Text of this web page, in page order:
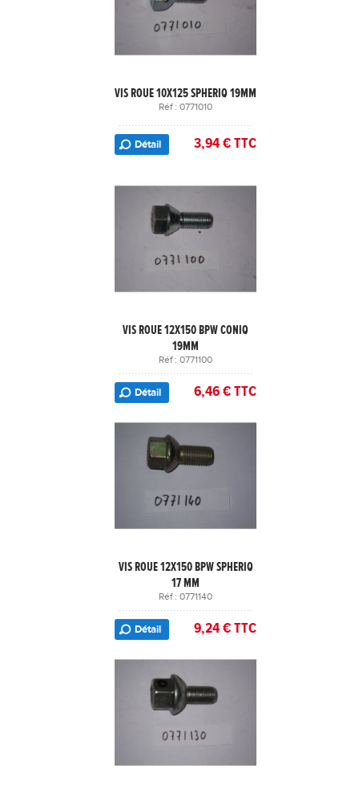
VIS ROUE 10X125 SPHERIQ 19MM
Réf : 0771010
Détail 3,94 € TTC
VIS ROUE 12X150 BPW CONIQ
19MM
Réf : 0771100
Détail 6,46 € TTC
VIS ROUE 12X150 BPW SPHERIQ
17 MM
Réf : 0771140
Détail 9,24 € TTC